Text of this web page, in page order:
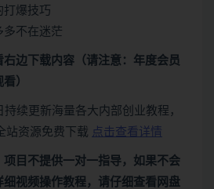
打爆技巧
多不在迷茫
右边下载内容 （请注意：年度会员
）
持续更新海量各大内部创业教程，
站资源免费下载 点击查看详情
目不提供一对一指导，如果不会
视频操作教程，请仔细查看网盘